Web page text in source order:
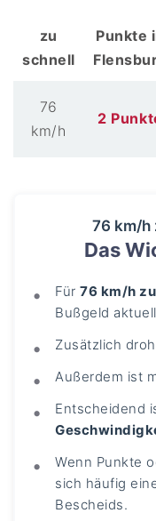
zu
schnell
Punkte
76
km/h
2
76 km/h
Das
Für76 km/h
Bußgeld
Zusätzlich
Außerdem ist
Entscheidend
Wenn Punkte
sich häufig
Bescheids.